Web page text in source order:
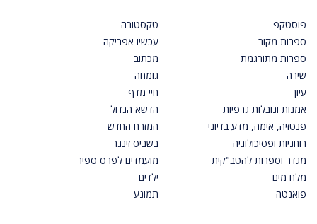
פוסטקפ
ספרות מקור
ספרות מתורגמת
שירה
עיון
אמנות ונובלות גרפיות
פנטזיה, אימה, מדע בדיוני
רוחניות ופסיכולוגיה
מגדר וספרות להטב"קית
מלח מים
פואנטה
טקסטורה
עכשיו אפריקה
מכתוב
גומחה
חיי מדף
הדשא הגדול
המזרח החדש
בשביס זינגר
מועמדים לפרס ספיר
ילדים
תמונע